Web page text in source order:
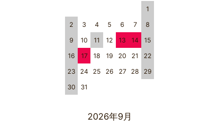
1
2
3 4 5 6 7
8
9
10 11 12 13 14
15
16
17 18 19 20 21
22
23
24 25 26 27 28
29
30
31
2026年9月